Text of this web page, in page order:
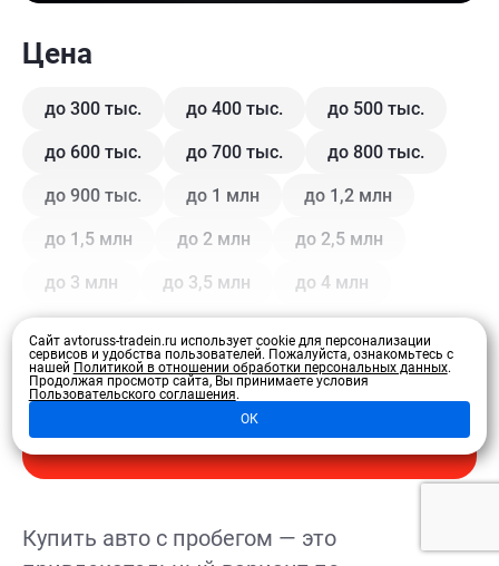
Цена
до 300 тыс. до 400 тыс. до 500 тыс.
до 600 тыс. до 700 тыс. до 800 тыс.
до 900 тыс. до 1 млн до 1,2 млн
до 1,5 млн до 2 млн до 2,5 млн
до 3 млн до 3,5 млн до 4 млн
Кузов
Внедорожник
Седан Хэтчбек 3 дв. Хэтчбек 5 дв.
Универсал Универсал 5 дв.
Развернуть
Купить авто с пробегом — это
Сайт avtoruss-tradein.ru использует cookie для персонализации
сервисов и удобства пользователей. Пожалуйста, ознакомьтесь с
нашей Политикой в отношении обработки персональных данных.
Продолжая просмотр сайта, Вы принимаете условия
Пользовательского соглашения.
ОК